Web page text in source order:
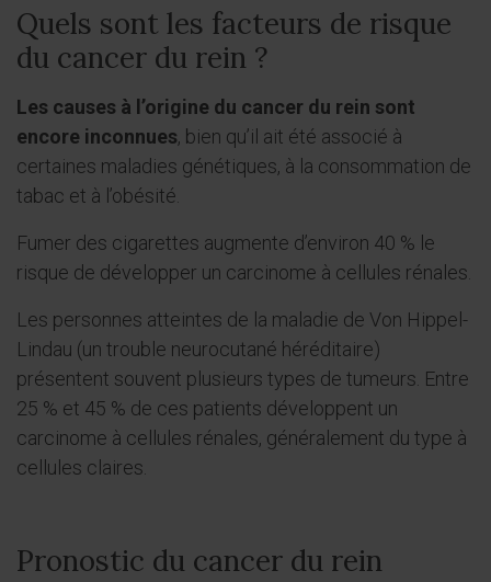
Quels sont les facteurs de risque
du cancer du rein ?
Les causes à l’origine du cancer du rein sont
encore inconnues, bien qu’il ait été associé à
certaines maladies génétiques, à la consommation de
tabac et à l’obésité.
Fumer des cigarettes augmente d’environ 40 % le
risque de développer un carcinome à cellules rénales.
Les personnes atteintes de la maladie de Von Hippel-
Lindau (un trouble neurocutané héréditaire)
présentent souvent plusieurs types de tumeurs. Entre
25 % et 45 % de ces patients développent un
carcinome à cellules rénales, généralement du type à
cellules claires.
Pronostic du cancer du rein